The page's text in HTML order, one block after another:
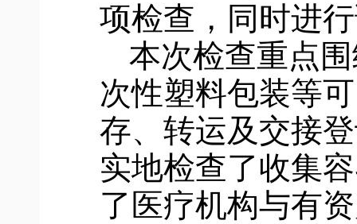
项检查 ，同时进
本次检查重点
次性塑料包装等
存、转运及交接
实地检查了收集
了医疗机构与有